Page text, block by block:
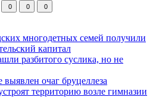
0 0 0
многодетных семей получили
капитал
разбитого суслика, но не
очаг бруцеллеза
территорию возле гимназии